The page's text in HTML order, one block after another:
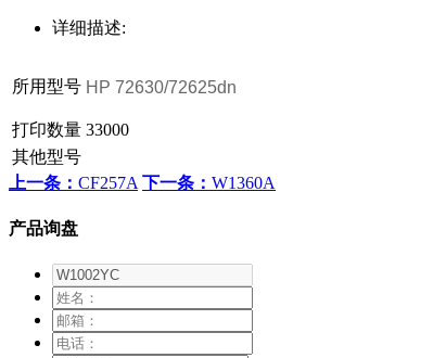
详细描述:
所用型号 HP 72630/72625dn
打印数量 33000
其他型号
上一条： CF257A 下一条： W1360A
产品询盘